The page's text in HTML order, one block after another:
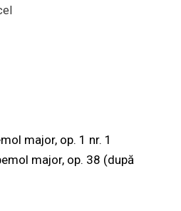
major, op. 1 nr. 1
major, op. 38 (după